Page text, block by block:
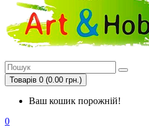
Товарів 0 (0.00 грн.)
Ваш кошик порожній!
0